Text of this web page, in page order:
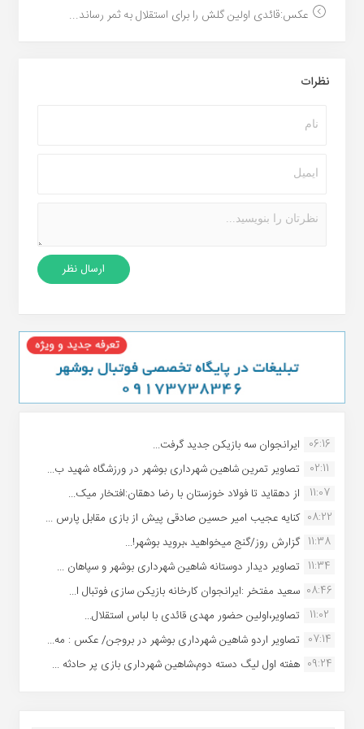
عکس:قائدی اولین گلش را برای استقلال به ثمر رساند...
نظرات
06:16 ایرانجوان سه بازیکن جدید گرفت...
02:11
تصاویر تمرین شاهین شهردارى بوشهر در ورزشگاه شهید ب...
11:07
از دهقاید تا فولاد خوزستان با رضا دهقان:افتخار میک...
08:22 کنایه عجیب امیر حسین صادقی پیش از بازی مقابل پارس ...
11:38 گزارش روز/گنج میخواهید ،بروید بوشهر!...
11:34 تصاویر دیدار دوستانه شاهین شهردارى بوشهر و سپاهان ...
08:46 سعید مفتخر :ایرانجوان کارخانه بازیکن سازی فوتبال ا...
11:02
تصاویر،اولین حضور مهدی قائدی با لباس استقلال...
07:14 تصاویر اردو شاهین شهرداری بوشهر در بروجن/ عکس : مه...
09:24 هفته اول لیگ دسته دوم،شاهین شهرداری بازی پر حادثه ...